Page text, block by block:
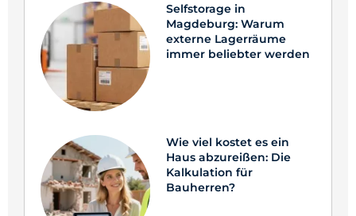
Selfstorage in
Magdeburg: Warum
externe Lagerräume
immer beliebter werden
Wie viel kostet es ein
Haus abzureißen: Die
Kalkulation für
Bauherren?